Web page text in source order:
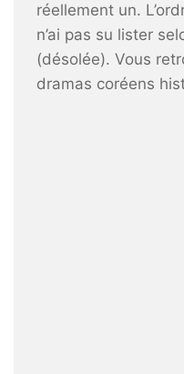
réellement un.
n’ai pas su lister
(désolée). Vous
dramas coréens